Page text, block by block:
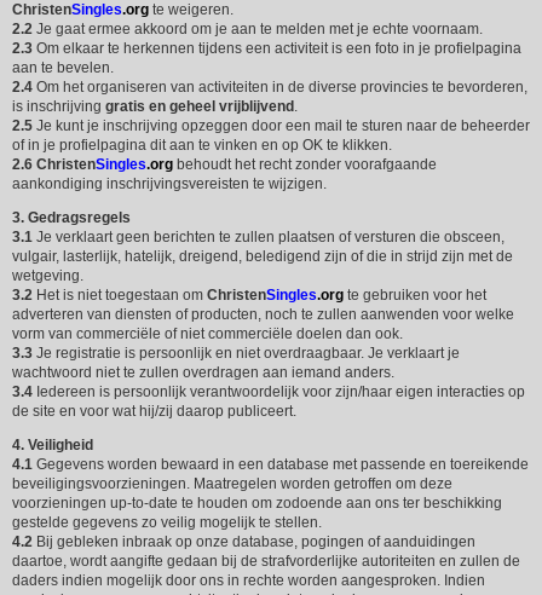
ChristenSingles.org te weigeren.
2.2 Je gaat ermee akkoord om je aan te melden met je echte voornaam.
2.3 Om elkaar te herkennen tijdens een activiteit is een foto in je profielpagina
aan te bevelen.
2.4 Om het organiseren van activiteiten in de diverse provincies te bevorderen,
is inschrijving gratis en geheel vrijblijvend .
2.5 Je kunt je inschrijving opzeggen door een mail te sturen naar de beheerder
of in je profielpagina dit aan te vinken en op OK te klikken.
2.6 ChristenSingles.org behoudt het recht zonder voorafgaande
aankondiging inschrijvingsvereisten te wijzigen.
3. Gedragsregels
3.1 Je verklaart geen berichten te zullen plaatsen of versturen die obsceen,
vulgair, lasterlijk, hatelijk, dreigend, beledigend zijn of die in strijd zijn met de
wetgeving.
3.2 Het is niet toegestaan om ChristenSingles.org te gebruiken voor het
adverteren van diensten of producten, noch te zullen aanwenden voor welke
vorm van commerciële of niet commerciële doelen dan ook.
3.3 Je registratie is persoonlijk en niet overdraagbaar. Je verklaart je
wachtwoord niet te zullen overdragen aan iemand anders.
3.4 Iedereen is persoonlijk verantwoordelijk voor zijn/haar eigen interacties op
de site en voor wat hij/zij daarop publiceert.
4. Veiligheid
4.1 Gegevens worden bewaard in een database met passende en toereikende
beveiligingsvoorzieningen. Maatregelen worden getroffen om deze
voorzieningen up-to-date te houden om zodoende aan ons ter beschikking
gestelde gegevens zo veilig mogelijk te stellen.
4.2 Bij gebleken inbraak op onze database, pogingen of aanduidingen
daartoe, wordt aangifte gedaan bij de strafvorderlijke autoriteiten en zullen de
daders indien mogelijk door ons in rechte worden aangesproken. Indien